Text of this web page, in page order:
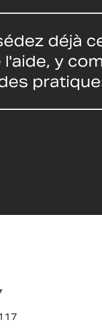
déjà
y